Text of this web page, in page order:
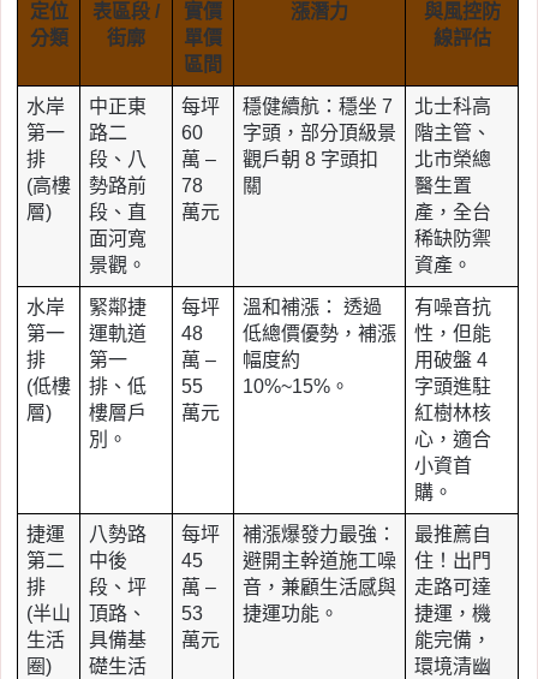
定位
分類
表區段 /
街廓
實價
單價
區間
漲潛力
與風控防
線評估
水岸
第一
排
(高樓
層)
中正東
路二
段、八
勢路前
段、直
面河寬
景觀。
每坪
60
萬 –
78
萬元
穩健續航：穩坐 7
字頭，部分頂級景
觀戶朝 8 字頭扣
關
北士科高
階主管、
北市榮總
醫生置
產，全台
稀缺防禦
資產。
水岸
第一
排
(低樓
層)
緊鄰捷
運軌道
第一
排、低
樓層戶
別。
每坪
48
萬 –
55
萬元
溫和補漲： 透過
低總價優勢，補漲
幅度約
10%~15%。
有噪音抗
性，但能
用破盤 4
字頭進駐
紅樹林核
心，適合
小資首
購。
捷運
第二
排
(半山
生活
圈)
八勢路
中後
段、坪
頂路、
具備基
礎生活
每坪
45
萬 –
53
萬元
補漲爆發力最強：
避開主幹道施工噪
音，兼顧生活感與
捷運功能。
最推薦自
住！出門
走路可達
捷運，機
能完備，
環境清幽